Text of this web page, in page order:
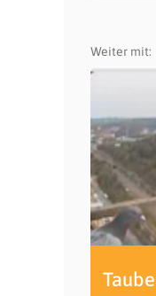
Weiter mit: